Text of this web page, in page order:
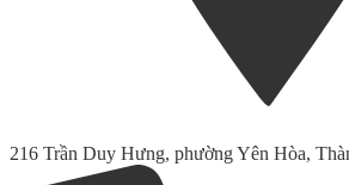
216 Trần Duy Hưng, phường Yên Hòa,